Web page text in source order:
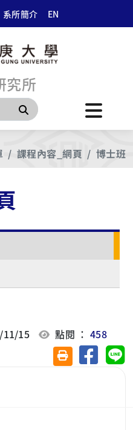
系所簡介 EN
究所
搜尋
課程內容_網頁 博士班
11/15 點閱 ：458
友善列印(另開視
分享至